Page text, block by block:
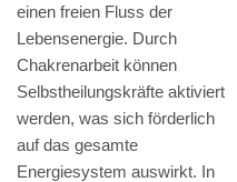
einen freien Fluss der
Lebensenergie. Durch
Chakrenarbeit können
Selbstheilungskräfte aktiviert
werden, was sich förderlich
auf das gesamte
Energiesystem auswirkt. In